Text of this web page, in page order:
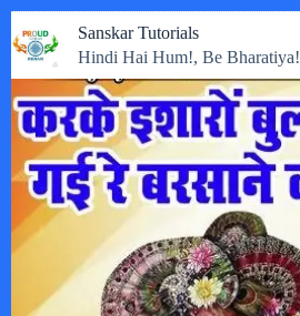
to
content
Sanskar Tutorials
Hindi Hai Hum!, Be Bharatiya!